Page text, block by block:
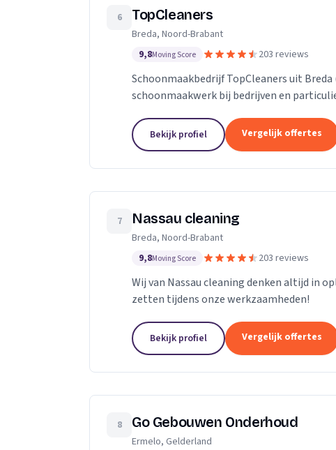
6 TopCleaners
Breda, Noord-Brabant
9,8Moving Score 203 reviews
Schoonmaakbedrijf TopCleaners uit
schoonmaakwerk bij bedrijven en
Bekijk profiel Vergelijk offertes
7 Nassau cleaning
Breda, Noord-Brabant
9,8Moving Score 203 reviews
Wij van Nassau cleaning denken altijd in
zetten tijdens onze werkzaamheden!
Bekijk profiel Vergelijk offertes
8 Go Gebouwen Onderhoud
Ermelo, Gelderland